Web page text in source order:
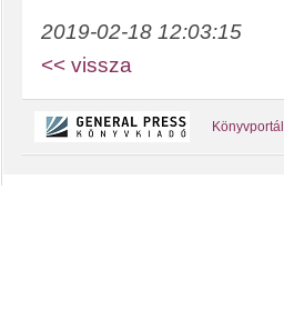
2019-02-18 12:03:15
<< vissza
Könyvportál